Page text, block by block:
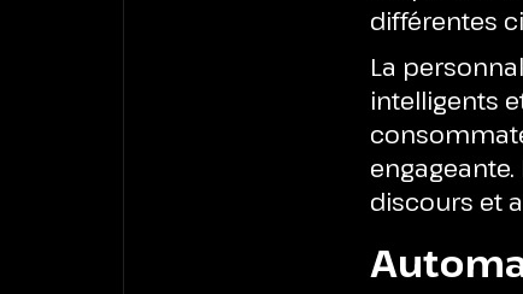
différentes
La
intelligents
discours et